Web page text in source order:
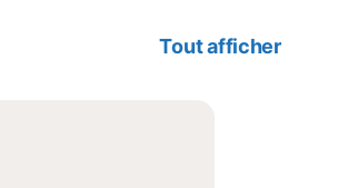
Tout afficher